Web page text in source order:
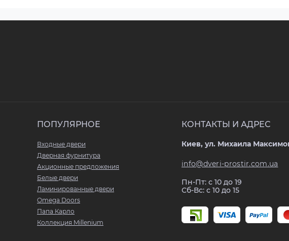
ПОПУЛЯРНОЕ
Входные двери
Дверная фурнитура
Акционные предложения
Белые двери
Ламинированные двери
Omega Doors
Папа Карло
Коллекция Millenium
КОНТАКТЫ И АДРЕС
Киев, ул. Михаила
info@dveri-prostir.com.ua
Пн-Пт: с 10 до 19
Сб-Вс: с 10 до 15